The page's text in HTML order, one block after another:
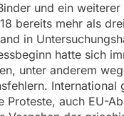
und ein
bereits mehr als
in
hatte sich
unter anderem
International
Proteste, auch EU-